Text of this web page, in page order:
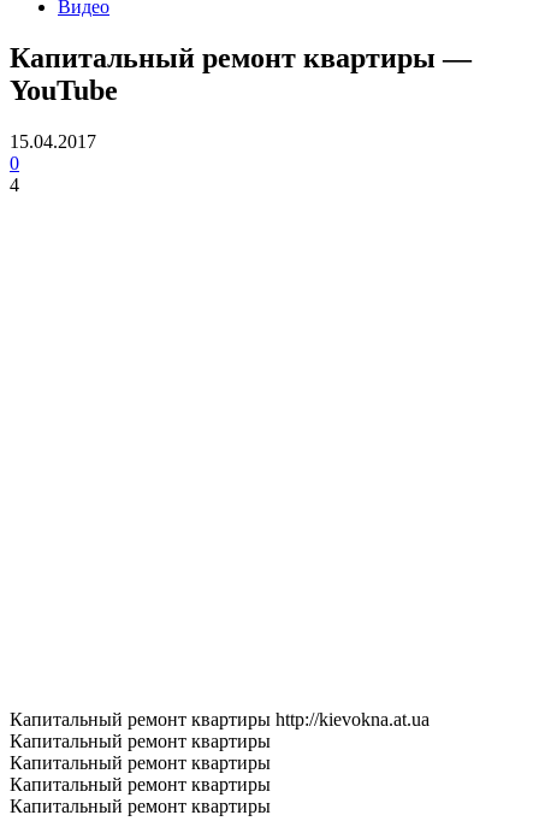
Видео
Капитальный ремонт квартиры —
YouTube
15.04.2017
0
4
Капитальный ремонт квартиры http://kievokna.at.ua
Капитальный ремонт квартиры
Капитальный ремонт квартиры
Капитальный ремонт квартиры
Капитальный ремонт квартиры